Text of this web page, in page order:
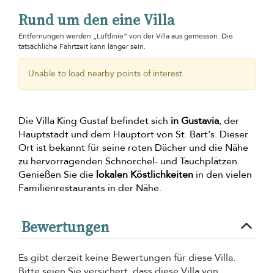
Rund um den eine Villa
Entfernungen werden „Luftlinie“ von der Villa aus gemessen. Die
tatsächliche Fahrtzeit kann länger sein.
Unable to load nearby points of interest.
Die Villa King Gustaf befindet sich in Gustavia, der
Hauptstadt und dem Hauptort von St. Bart's. Dieser
Ort ist bekannt für seine roten Dächer und die Nähe
zu hervorragenden Schnorchel- und Tauchplätzen.
Genießen Sie die lokalen Köstlichkeiten in den vielen
Familienrestaurants in der Nähe.
Bewertungen
Es gibt derzeit keine Bewertungen für diese Villa.